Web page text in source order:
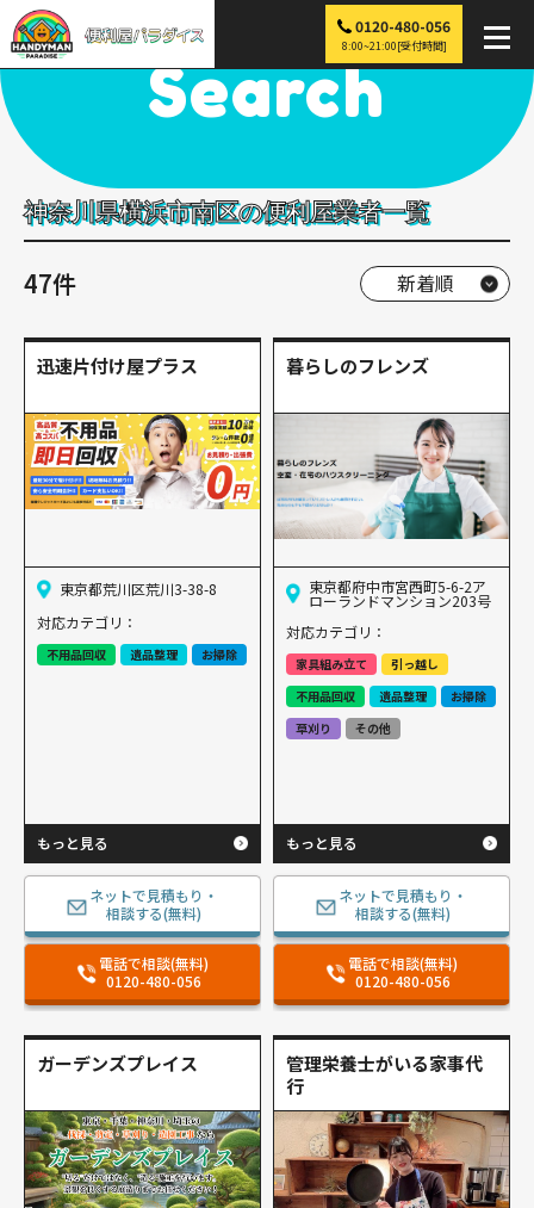
0120-480-056
8:00~21:00[受付時間]
便利屋パラダイス > 探す 神奈川 > 横浜市南区
Search
神奈川県横浜市南区の便利屋業者一覧
47件
迅速片付け屋プラス
東京都荒川区荒川3-38-8
対応カテゴリ：
不用品回収 遺品整理 お掃除
もっと見る
ネットで見積もり・
相談する(無料)
電話で相談(無料)
0120-480-056
暮らしのフレンズ
東京都府中市宮西町5-6-2ア
ローランドマンション203号
対応カテゴリ：
家具組み立て
引っ越し
不用品回収
遺品整理
お掃除
草刈り
その他
もっと見る
ネットで見積もり・
相談する(無料)
電話で相談(無料)
0120-480-056
ガーデンズプレイス
管理栄養士がいる家事代
行